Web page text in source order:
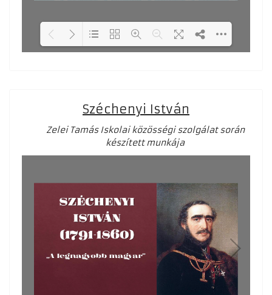
Széchenyi István
Zelei Tamás Iskolai közösségi szolgálat során
készített munkája